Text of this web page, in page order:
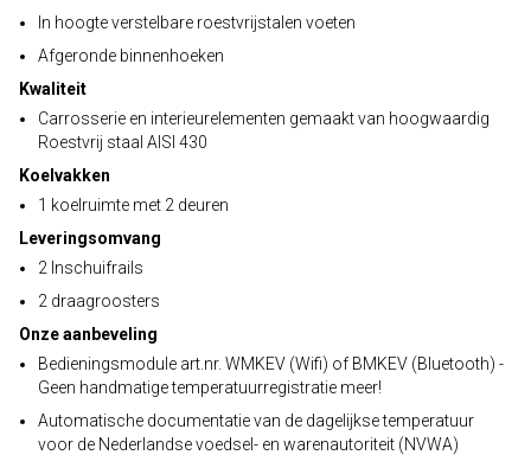
In hoogte verstelbare roestvrijstalen voeten
Afgeronde binnenhoeken
Kwaliteit
Carrosserie en interieurelementen gemaakt van hoogwaardig
Roestvrij staal AISI 430
Koelvakken
1 koelruimte met 2 deuren
Leveringsomvang
2 Inschuifrails
2 draagroosters
Onze aanbeveling
Bedieningsmodule art.nr. WMKEV (Wifi) of BMKEV (Bluetooth) -
Geen handmatige temperatuurregistratie meer!
Automatische documentatie van de dagelijkse temperatuur
voor de Nederlandse voedsel- en warenautoriteit (NVWA)